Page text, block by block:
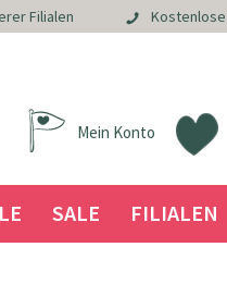
Filialen
Mein Konto
SALE FILIALEN